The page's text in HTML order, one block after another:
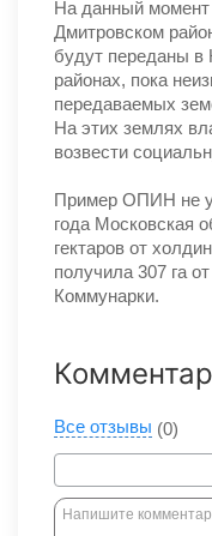
На данный момент
Дмитровском
будут переданы
районах, пока
передаваемых
На этих землях
возвести
Пример ОПИН не
года Московская
гектаров от
получила 307 га
Коммунарки.
Все отзывы (0)